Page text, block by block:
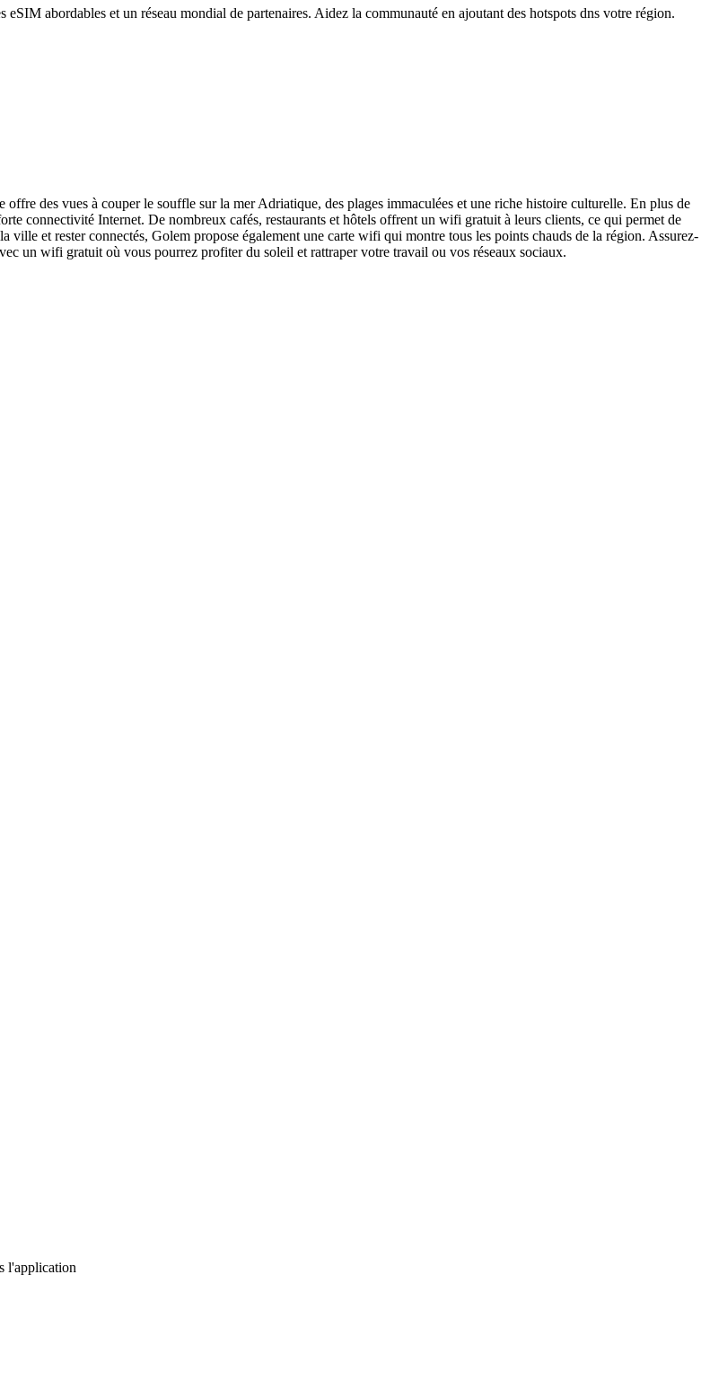
abordables et un réseau mondial de partenaires. Aidez la communauté en ajoutant des hotspots dns votre région.
des vues à couper le souffle sur la mer Adriatique, des plages immaculées et une riche histoire culturelle. En plus de
connectivité Internet. De nombreux cafés, restaurants et hôtels offrent un wifi gratuit à leurs clients, ce qui permet de
et rester connectés, Golem propose également une carte wifi qui montre tous les points chauds de la région. Assurez-
un wifi gratuit où vous pourrez profiter du soleil et rattraper votre travail ou vos réseaux sociaux.
l'application